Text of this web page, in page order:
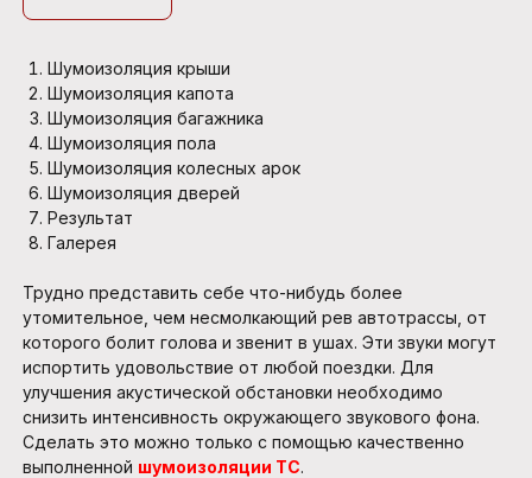
Шумоизоляция крыши
Шумоизоляция капота
Шумоизоляция багажника
Шумоизоляция пола
Шумоизоляция колесных арок
Шумоизоляция дверей
Результат
Галерея
Трудно представить себе что-нибудь более
утомительное, чем несмолкающий рев автотрассы, от
которого болит голова и звенит в ушах. Эти звуки могут
испортить удовольствие от любой поездки. Для
улучшения акустической обстановки необходимо
снизить интенсивность окружающего звукового фона.
Сделать это можно только с помощью качественно
выполненной шумоизоляции ТС.